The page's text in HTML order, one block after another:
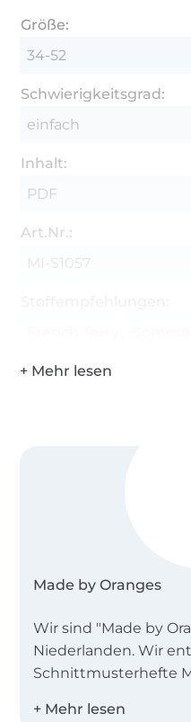
Größe:
34-52
Schwierigkeitsgrad:
einfach
Inhalt:
PDF
Art.Nr.:
MI-S1057
Made by Oranges
Wir sind "Made by
Niederlanden. Wir
Schnittmusterhefte